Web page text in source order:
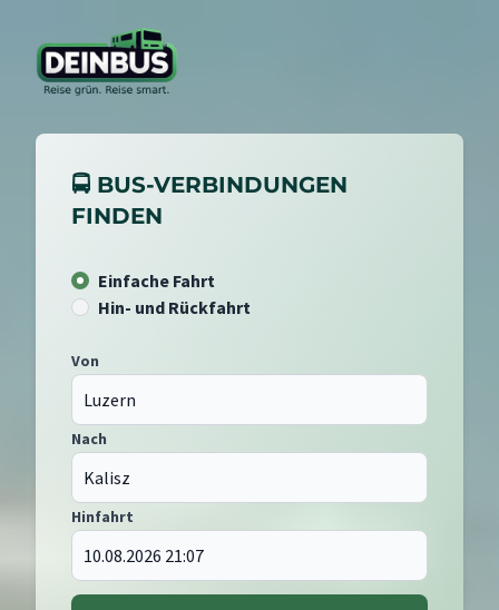
🚍 BUS-VERBINDUNGEN
FINDEN
Einfache Fahrt
Hin- und Rückfahrt
Von
Nach
Hinfahrt